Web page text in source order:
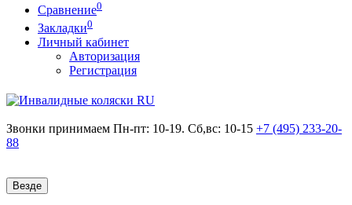
Сравнение0
Закладки0
Личный кабинет
Авторизация
Регистрация
Звонки принимаем Пн-пт: 10-19. Сб,вс: 10-15 +7 (495) 233-20-
88
Везде